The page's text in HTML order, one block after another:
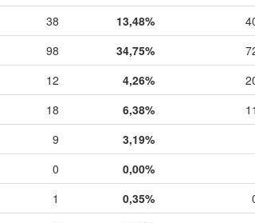
38 13,48%
98 34,75%
12 4,26%
18 6,38%
9
3,19%
0
0,00%
1 0,35%